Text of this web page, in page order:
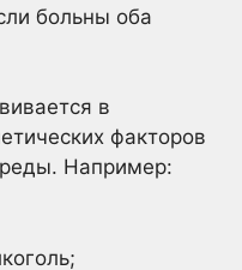
больны оба
в
факторов
Например: